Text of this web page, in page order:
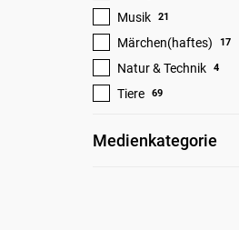
Musik 21
Märchen(haftes) 17
Natur & Technik 4
Tiere 69
Medienkategorie